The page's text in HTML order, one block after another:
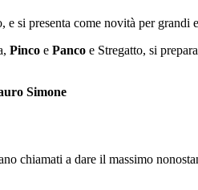
si presenta come novità per grandi
Pinco e Panco e Stregatto, si
Simone
chiamati a dare il massimo